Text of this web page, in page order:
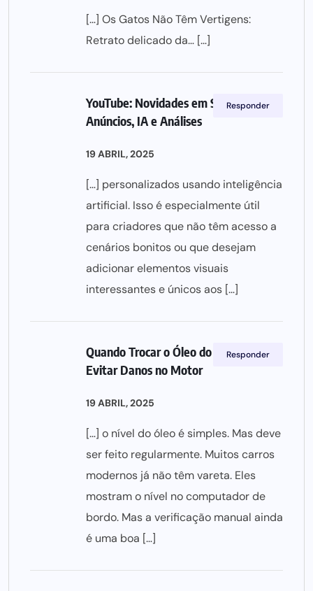
[…] Os Gatos Não Têm Vertigens:
Retrato delicado da… […]
YouTube: Novidades em Shorts,
Anúncios, IA e Análises
19 ABRIL, 2025
[…] personalizados usando inteligência
artificial. Isso é especialmente útil
para criadores que não têm acesso a
cenários bonitos ou que desejam
adicionar elementos visuais
interessantes e únicos aos […]
Responder
Quando Trocar o Óleo do Carro e Como
Evitar Danos no Motor
19 ABRIL, 2025
[…] o nível do óleo é simples. Mas deve
ser feito regularmente. Muitos carros
modernos já não têm vareta. Eles
mostram o nível no computador de
bordo. Mas a verificação manual ainda
é uma boa […]
Responder